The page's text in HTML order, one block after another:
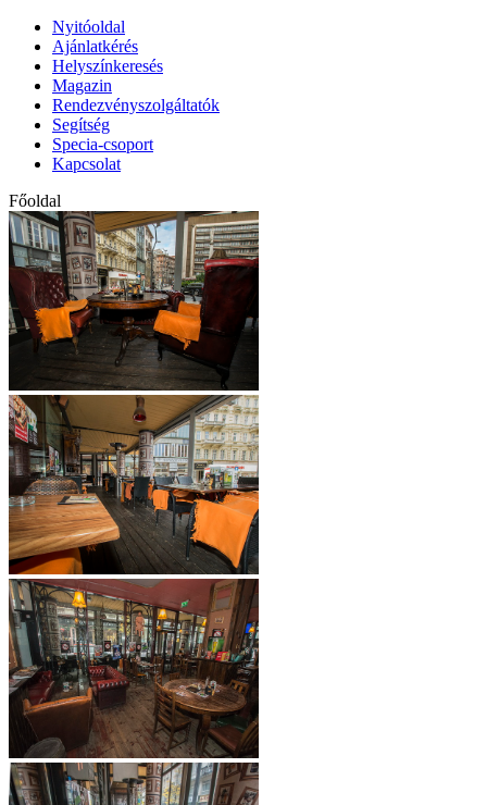
Nyitóoldal
Ajánlatkérés
Helyszínkeresés
Magazin
Rendezvényszolgáltatók
Segítség
Specia-csoport
Kapcsolat
Főoldal